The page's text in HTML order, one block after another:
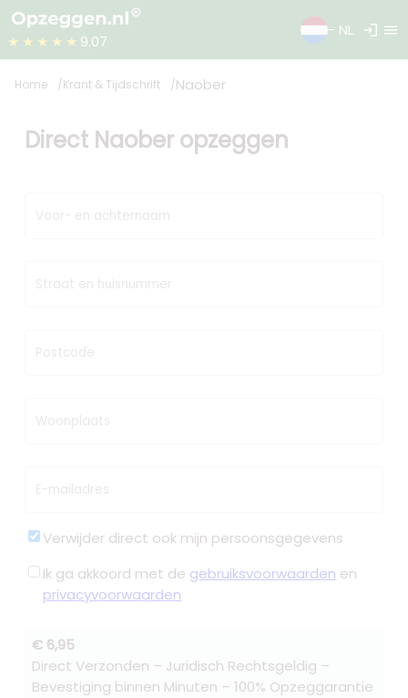
★★★★★ 9.07
- NL login menu
Home Krant & Tijdschrift Naober
Direct Naober opzeggen
Voor- en achternaam
Straat en huisnummer
Postcode
Woonplaats
E-mailadres
Verwijder direct ook mijn persoonsgegevens
Ik ga akkoord met de gebruiksvoorwaarden en
privacyvoorwaarden
€ 6,95
Direct Verzonden – Juridisch Rechtsgeldig –
Bevestiging binnen Minuten – 100% Opzeggarantie